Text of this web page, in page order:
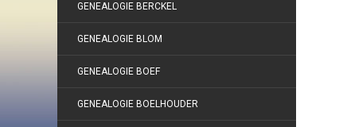
GENEALOGIE BERCKEL
GENEALOGIE BLOM
GENEALOGIE BOEF
GENEALOGIE BOELHOUDER